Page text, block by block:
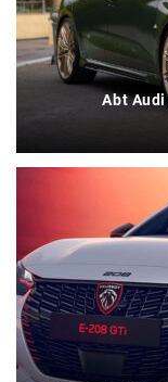
Abt Audi